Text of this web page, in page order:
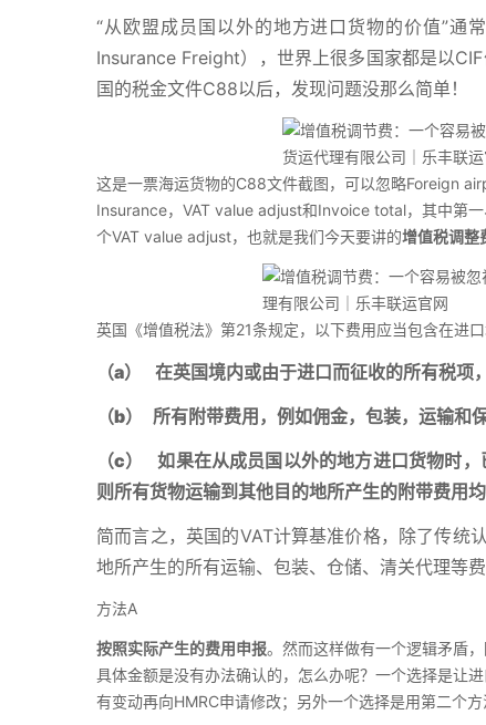
“从欧盟成员国以外的地方进口货物的价值”通
Insurance Freight），世界上很多国家都是以
国的税金文件C88以后，发现问题没那么简单！
这是一票海运货物的C88文件截图，可以忽略Foreign
Insurance，VAT value adjust和Invoice total，其中第
个VAT value adjust，也就是我们今天要讲的增值税调整
英国《增值税法》第21条规定，以下费用应当包含在进口
（a） 在英国境内或由于进口而征收的所有税项
（b） 所有附带费用，例如佣金，包装，运输和
（c） 如果在从成员国以外的地方进口货物时
则所有货物运输到其他目的地所产生的附带费用均
简而言之，英国的VAT计算基准价格，除了传统
地所产生的所有运输、包装、仓储、清关代理等
方法A
按照实际产生的费用申报。然而这样做有一个逻辑矛盾
具体金额是没有办法确认的，怎么办呢？一个选择是让
有变动再向HMRC申请修改；另外一个选择是用第二个方